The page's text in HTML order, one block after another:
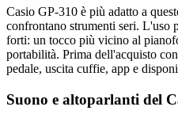
Casio GP-310 è più adatto a
confrontano strumenti seri. L'uso
forti: un tocco più vicino al
portabilità. Prima dell'acquisto
pedale, uscita cuffie, app e
Suono e altoparlanti del